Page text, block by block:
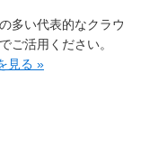
多い代表的なクラウ
ご活用ください。
見る »